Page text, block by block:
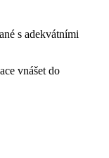
s adekvátními
vnášet do